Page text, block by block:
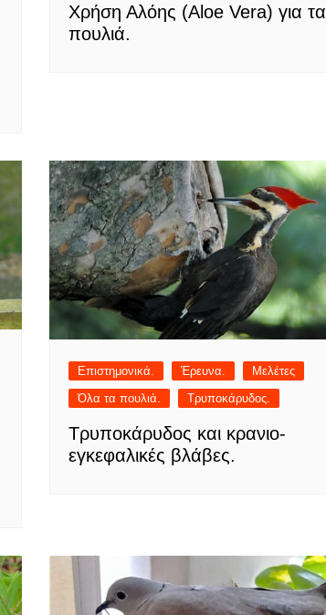
Χρήση Αλόης (Aloe Vera) για τα
πουλιά.
Επιστημονικά. Έρευνα.
Μελέτες
Όλα τα πουλιά.
Τρυποκάρυδος.
Τρυποκάρυδος και κρανιο-
εγκεφαλικές βλάβες.